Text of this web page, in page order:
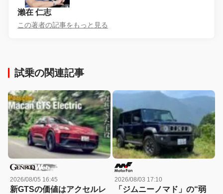
瀨在 仁志
この著者の記事をもっと見る
試乗の関連記事
2026/08/05 16:45
新GTSの価値はアクセルレ
2026/08/03 17:10
「ジムニーノマド」の“弱